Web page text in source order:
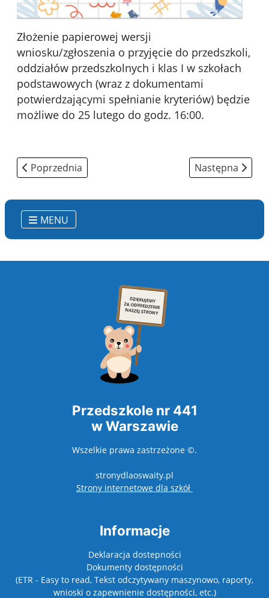
MENU
Złożenie papierowej wersji
wniosku/zgłoszenia o przyjęcie do przedszkoli,
oddziałów przedszkolnych i klas I w szkołach
podstawowych (wraz z dokumentami
potwierdzającymi spełnianie kryteriów) będzie
możliwe do 25 lutego do godz. 16:00.
Poprzednia strona: „Zejdź z roweru na pasach”
Poprzednia Następna
Następna
Przedszkole nr 441
w Warszawie
Wszelkie prawa zastrzeżone ©.
stronydlaoswaity.pl
Strony internetowe dla szkół
Informacje
Deklaracja dostepności
Dokumenty dostępności
(ETR - Easy to read, Tekst odczytywany maszynowo, raporty,
wnioski o zapewnienie dostępności, etc.)